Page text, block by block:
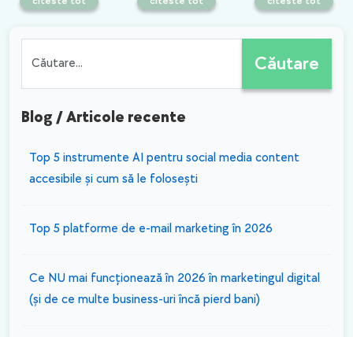
Cele mai bune plugin-
Mai sunt hashtag-urile
Căutare
Blog / Articole recente
​Top 5 instrumente AI pentru social media content
accesibile și cum să le folosești
Top 5 platforme de e-mail marketing în 2026
Ce NU mai funcționează în 2026 în marketingul digital
(și de ce multe business-uri încă pierd bani)